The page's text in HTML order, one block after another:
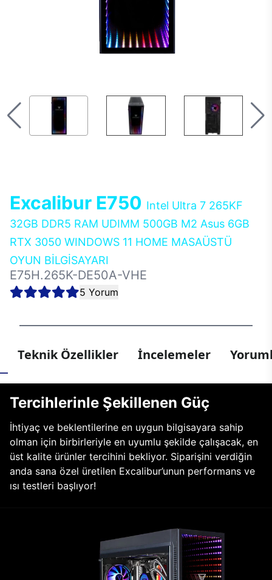
Excalibur E750 Intel Ultra 7 265KF
32GB DDR5 RAM UDIMM 500GB M2 Asus 6GB
RTX 3050 WINDOWS 11 HOME MASAÜSTÜ
OYUN BİLGİSAYARI
E75H.265K-DE50A-VHE
5 Yorum
Teknik Özellikler İncelemeler
Tercihlerinle Şekillenen Güç
İhtiyaç ve beklentilerine en uygun bilgisayara sahip
olman için birbirleriyle en uyumlu şekilde çalışacak, en
üst kalite ürünler tercihini bekliyor. Siparişini verdiğin
anda sana özel üretilen Excalibur’unun performans ve
ısı testleri başlıyor!